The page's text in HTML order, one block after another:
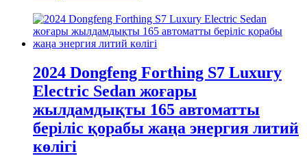
2024 Dongfeng Forthing S7 Luxury
Electric Sedan жоғары
жылдамдықты 165 автоматты
беріліс қорабы жаңа энергия литий
көлігі